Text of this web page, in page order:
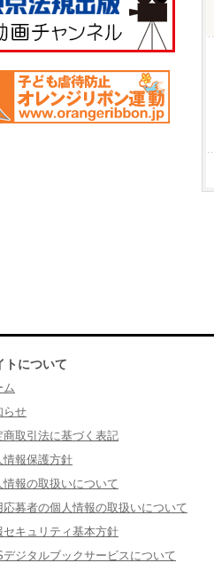
トについて
ム
らせ
商取引法に基づく表記
情報保護方針
情報の取扱いについて
応募者の個人情報の取扱いについて
セキュリティ基本方針
デジタルブックサービスについて